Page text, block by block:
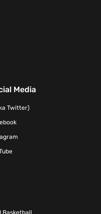
Media
Twitter)
Basketball